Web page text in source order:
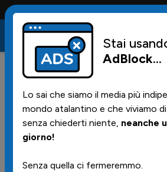
Conta solo la maglia e solo i
18/08/2025 | 17.46
Presi due giovani
Stai
AdBlock...
Lo sai che siamo il media più
mondo atalantino e che viviamo
senza chiederti niente, neanche
giorno!
Senza quella ci fermeremmo.